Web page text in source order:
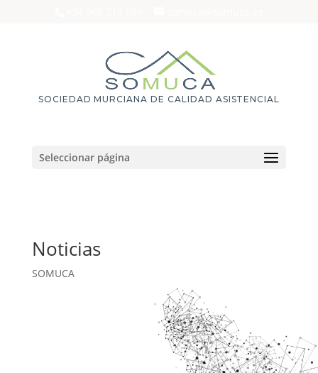
SOCIEDAD MURCIANA DE CALIDAD ASISTENCIAL
Seleccionar página
Noticias
SOMUCA